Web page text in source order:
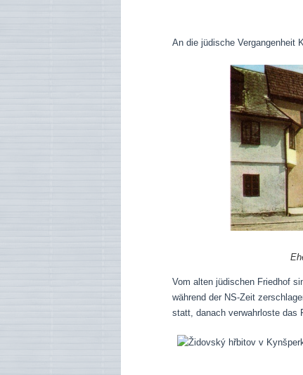
An die jüdische Vergangenheit
Vom alten jüdischen Friedhof
während der NS-Zeit
statt, danach verwahrloste das